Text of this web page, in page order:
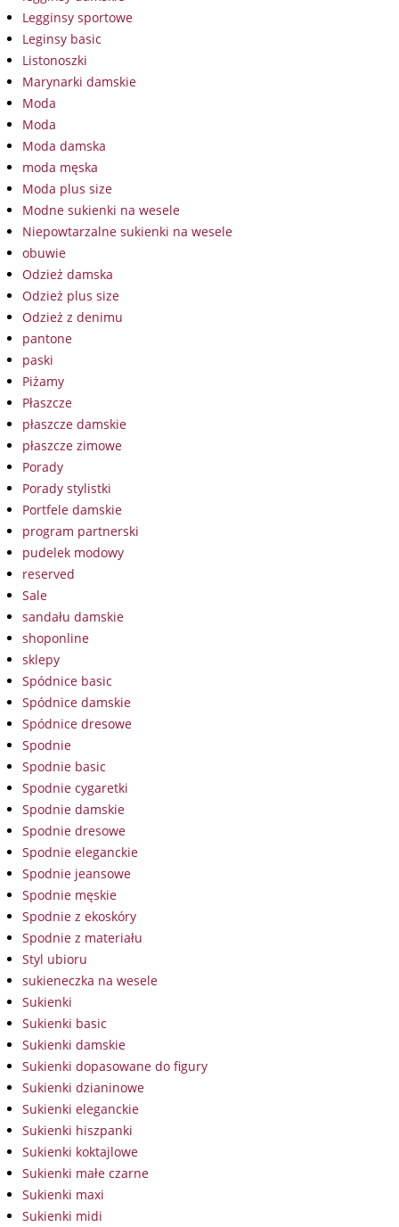
Legginsy sportowe
Leginsy basic
Listonoszki
Marynarki damskie
Moda
Moda
Moda damska
moda męska
Moda plus size
Modne sukienki na wesele
Niepowtarzalne sukienki na wesele
obuwie
Odzież damska
Odzież plus size
Odzież z denimu
pantone
paski
Piżamy
Płaszcze
płaszcze damskie
płaszcze zimowe
Porady
Porady stylistki
Portfele damskie
program partnerski
pudelek modowy
reserved
Sale
sandału damskie
shoponline
sklepy
Spódnice basic
Spódnice damskie
Spódnice dresowe
Spodnie
Spodnie basic
Spodnie cygaretki
Spodnie damskie
Spodnie dresowe
Spodnie eleganckie
Spodnie jeansowe
Spodnie męskie
Spodnie z ekoskóry
Spodnie z materiału
Styl ubioru
sukieneczka na wesele
Sukienki
Sukienki basic
Sukienki damskie
Sukienki dopasowane do figury
Sukienki dzianinowe
Sukienki eleganckie
Sukienki hiszpanki
Sukienki koktajlowe
Sukienki małe czarne
Sukienki maxi
Sukienki midi